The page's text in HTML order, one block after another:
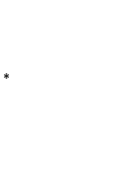
*Обязательно